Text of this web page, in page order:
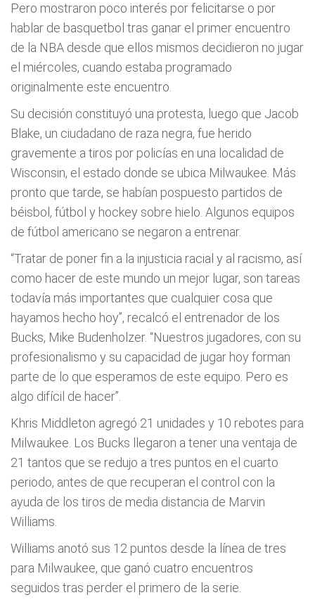
Pero mostraron poco interés por felicitarse o por
hablar de basquetbol tras ganar el primer encuentro
de la NBA desde que ellos mismos decidieron no jugar
el miércoles, cuando estaba programado
originalmente este encuentro.
Su decisión constituyó una protesta, luego que Jacob
Blake, un ciudadano de raza negra, fue herido
gravemente a tiros por policías en una localidad de
Wisconsin, el estado donde se ubica Milwaukee. Más
pronto que tarde, se habían pospuesto partidos de
béisbol, fútbol y hockey sobre hielo. Algunos equipos
de fútbol americano se negaron a entrenar.
“Tratar de poner fin a la injusticia racial y al racismo, así
como hacer de este mundo un mejor lugar, son tareas
todavía más importantes que cualquier cosa que
hayamos hecho hoy”, recalcó el entrenador de los
Bucks, Mike Budenholzer. “Nuestros jugadores, con su
profesionalismo y su capacidad de jugar hoy forman
parte de lo que esperamos de este equipo. Pero es
algo difícil de hacer”.
Khris Middleton agregó 21 unidades y 10 rebotes para
Milwaukee. Los Bucks llegaron a tener una ventaja de
21 tantos que se redujo a tres puntos en el cuarto
periodo, antes de que recuperan el control con la
ayuda de los tiros de media distancia de Marvin
Williams.
Williams anotó sus 12 puntos desde la línea de tres
para Milwaukee, que ganó cuatro encuentros
seguidos tras perder el primero de la serie.